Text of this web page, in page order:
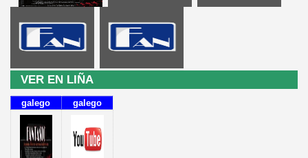
VER EN LIÑA
galego galego